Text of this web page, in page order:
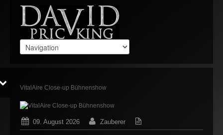
VitalAire Close-up Bühnenshow
09. August 2026 Zauberer